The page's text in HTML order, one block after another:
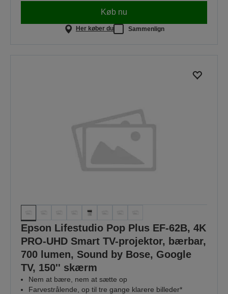
Køb nu
Her køber du Sammenlign
Epson Lifestudio Pop Plus EF-62B, 4K
PRO-UHD Smart TV-projektor, bærbar,
700 lumen, Sound by Bose, Google
TV, 150'' skærm
Nem at bære, nem at sætte op
Farvestrålende, op til tre gange klarere billeder*